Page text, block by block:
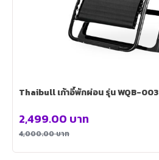
Thaibull เก้าอี้พักผ่อน รุ่น WQB-003
4,000.00บาท
2,499.00 บาท